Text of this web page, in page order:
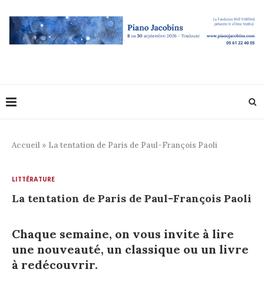
Accueil » La tentation de Paris de Paul-François Paoli
LITTÉRATURE
La tentation de Paris de Paul-François Paoli
Chaque semaine, on vous invite à lire
une nouveauté, un classique ou un livre
à redécouvrir.